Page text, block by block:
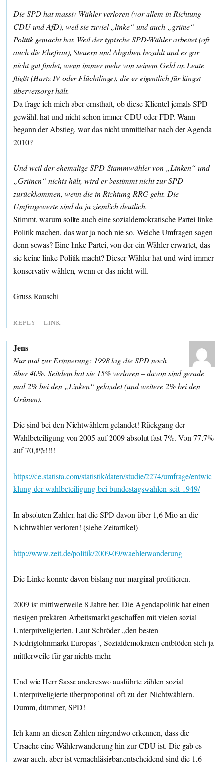
Die SPD hat massiv Wähler verloren (vor allem in Richtung
CDU und AfD), weil sie zuviel „linke“ und auch „grüne“
Politik gemacht hat. Weil der typische SPD-Wähler arbeitet (oft
auch die Ehefrau), Steuern und Abgaben bezahlt und es gar
nicht gut findet, wenn immer mehr von seinem Geld an Leute
fließt (Hartz IV oder Flüchtlinge), die er eigentlich für längst
überversorgt hält.
Da frage ich mich aber ernsthaft, ob diese Klientel jemals SPD
gewählt hat und nicht schon immer CDU oder FDP. Wann
begann der Abstieg, war das nicht unmittelbar nach der Agenda
2010?
Und weil der ehemalige SPD-Stammwähler von „Linken“ und
„Grünen“ nichts hält, wird er bestimmt nicht zur SPD
zurückkommen, wenn die in Richtung RRG geht. Die
Umfragewerte sind da ja ziemlich deutlich.
Stimmt, warum sollte auch eine sozialdemokratische Partei linke
Politik machen, das war ja noch nie so. Welche Umfragen sagen
denn sowas? Eine linke Partei, von der ein Wähler erwartet, das
sie keine linke Politik macht? Dieser Wähler hat und wird immer
konservativ wählen, wenn er das nicht will.
Gruss Rauschi
REPLY LINK
Jens
Nur mal zur Erinnerung: 1998 lag die SPD noch
über 40%. Seitdem hat sie 15% verloren – davon sind gerade
mal 2% bei den „Linken“ gelandet (und weitere 2% bei den
Grünen).
Die sind bei den Nichtwählern gelandet! Rückgang der
Wahlbeteiligung von 2005 auf 2009 absolut fast 7%. Von 77,7%
auf 70,8%!!!!
https://de.statista.com/statistik/daten/studie/2274/umfrage/entwic
klung-der-wahlbeteiligung-bei-bundestagswahlen-seit-1949/
In absoluten Zahlen hat die SPD davon über 1,6 Mio an die
Nichtwähler verloren! (siehe Zeitartikel)
http://www.zeit.de/politik/2009-09/waehlerwanderung
Die Linke konnte davon bislang nur marginal profitieren.
2009 ist mittlwerweile 8 Jahre her. Die Agendapolitik hat einen
riesigen prekären Arbeitsmarkt geschaffen mit vielen sozial
Unterpriveligierten. Laut Schröder „den besten
Niedriglohnmarkt Europas“, Sozialdemokraten entblöden sich ja
mittlerweile für gar nichts mehr.
Und wie Herr Sasse andereswo ausführte zählen sozial
Unterpriveligierte überpropotinal oft zu den Nichtwählern.
Dumm, dümmer, SPD!
Ich kann an diesen Zahlen nirgendwo erkennen, dass die
Ursache eine Wählerwanderung hin zur CDU ist. Die gab es
zwar auch, aber ist vernachläsigbar,entscheidend sind die 1,6